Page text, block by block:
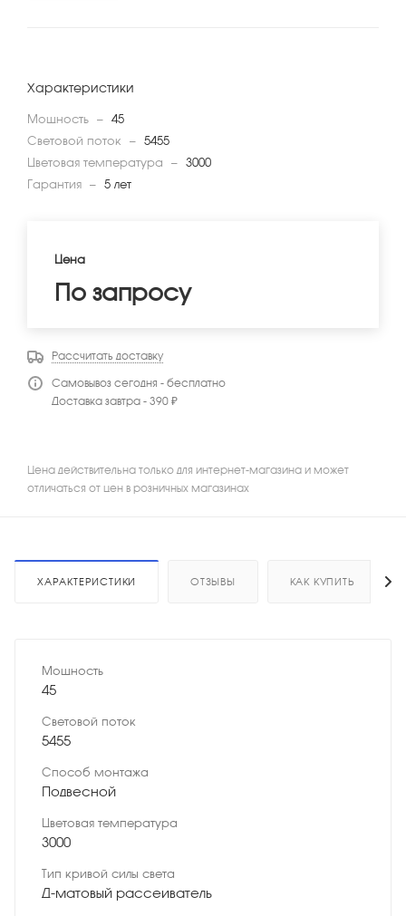
Характеристики
Мощность — 45
Световой поток
— 5455
Цветовая температура
— 3000
Гарантия — 5 лет
Цена
По запросу
Рассчитать доставку
Самовывоз сегодня - бесплатно
Доставка завтра - 390 ₽
Цена действительна только для интернет-магазина и может
отличаться от цен в розничных магазинах
ХАРАКТЕРИСТИКИ ОТЗЫВЫ КАК КУПИТЬ
Мощность
45
Световой поток
5455
Способ монтажа
Подвесной
Цветовая температура
3000
Тип кривой силы света
Д-матовый рассеиватель